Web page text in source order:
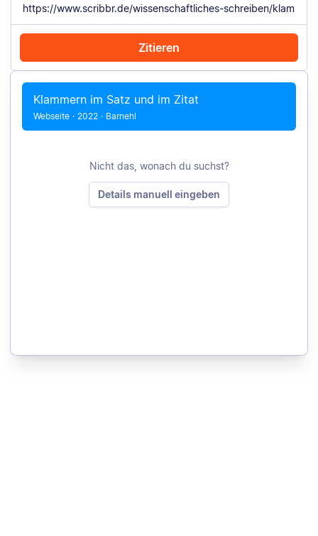
Zitieren
Mit Chrome zitieren Manuell zitieren
Klammern im Satz und im Zitat
Webseite · 2022 · Barnehl
Nicht das, wonach du suchst?
Details manuell eingeben